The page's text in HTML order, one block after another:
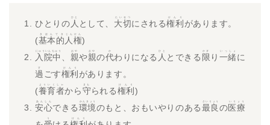
ひとりの 人
ひと
として、 大切
たいせつ
にされる権利
けんり
があります。
(基本的
きほんてき
人権
じんけん
)
入院中
にゅういんちゅう
親
おや
や親
おや
の代
か
わりになる 人
ひと
とできる 限
かぎ
り 一緒
いっしょ
に
過
す
ごす権利
けんり
があります。
(養育者
よういくしゃ
から守
まも
られる権利
けんり
)
安心
あんしん
できる環境
かんきょう
のもと、おもいやりのある最良
さいりょう
の医療
いりょう
う けんり